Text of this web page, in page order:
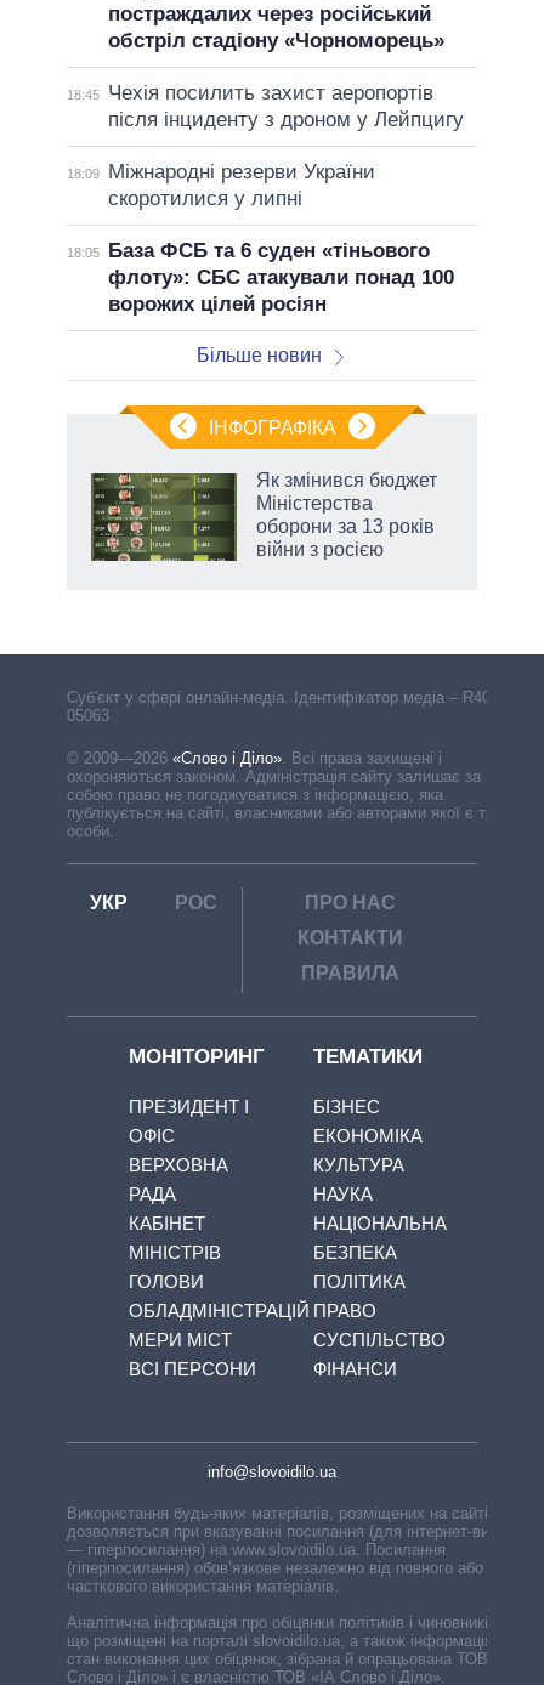
постраждалих через російський
обстріл стадіону «Чорноморець»
18:45
Чехія посилить захист аеропортів
після інциденту з дроном у Лейпцигу
18:09
Міжнародні резерви України
скоротилися у липні
18:05
База ФСБ та 6 суден «тіньового
флоту»: СБС атакували понад 100
ворожих цілей росіян
Більше новин
ІНФОГРАФІКА
Як змінився бюджет
Міністерства
оборони за 13 років
війни з росією
Cуб'єкт у сфері онлайн-медіа. Ідентифікатор медіа – R40-
05063
© 2009—2026 «Слово і Діло» Всі права захищені і
охороняються законом. Адміністрація сайту залишає за
собою право не погоджуватися з інформацією, яка
публікується на сайті, власниками або авторами якої є треті
особи.
УКР РОС
ПРО НАС
КОНТАКТИ
ПРАВИЛА
МОНІТОРИНГ
ПРЕЗИДЕНТ І
ОФІС
ВЕРХОВНА
РАДА
КАБІНЕТ
МІНІСТРІВ
ГОЛОВИ
ОБЛАДМІНІСТРАЦІЙ
МЕРИ МІСТ
ВСІ ПЕРСОНИ
ТЕМАТИКИ
БІЗНЕС
ЕКОНОМІКА
КУЛЬТУРА
НАУКА
НАЦІОНАЛЬНА
БЕЗПЕКА
ПОЛІТИКА
ПРАВО
СУСПІЛЬСТВО
ФІНАНСИ
info@slovoidilo.ua
Використання будь-яких матеріалів, розміщених на сайті,
дозволяється при вказуванні посилання (для інтернет-видань
— гіперпосилання) на www.slovoidilo.ua. Посилання
(гіперпосилання) обов’язкове незалежно від повного або
часткового використання матеріалів.
Аналітична інформація про обіцянки політиків і чиновників,
що розміщені на порталі slovoidilo.ua, а також інформація про
стан виконання цих обіцянок, зібрана й опрацьована ТОВ «ІА
Слово і Діло» і є власністю ТОВ «ІА Слово і Діло».